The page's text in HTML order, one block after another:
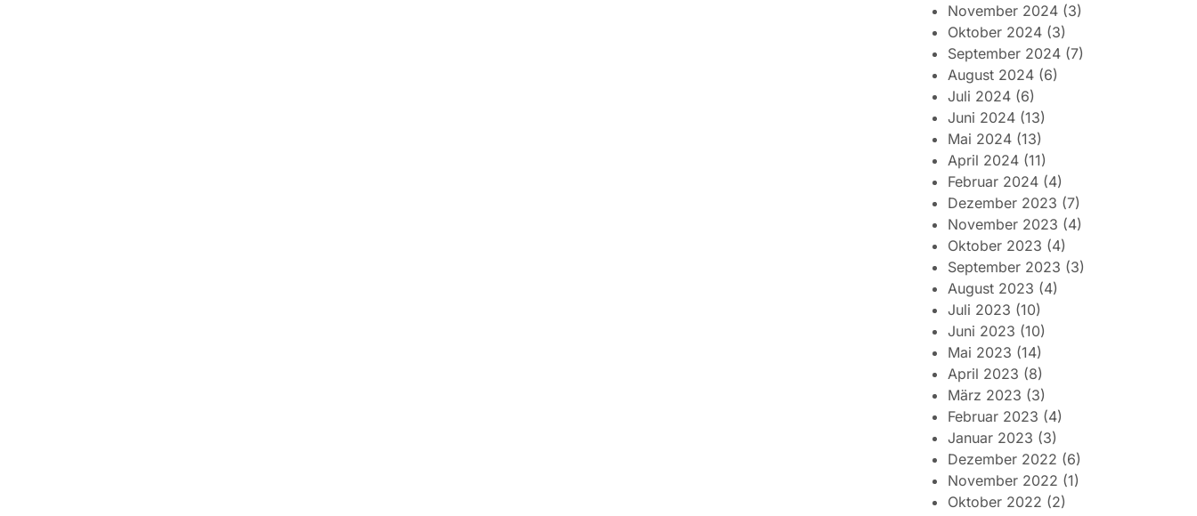
November 2024 (3)
Oktober 2024 (3)
September 2024 (7)
August 2024 (6)
Juli 2024 (6)
Juni 2024 (13)
Mai 2024 (13)
April 2024 (11)
Februar 2024 (4)
Dezember 2023 (7)
November 2023 (4)
Oktober 2023 (4)
September 2023 (3)
August 2023 (4)
Juli 2023 (10)
Juni 2023 (10)
Mai 2023 (14)
April 2023 (8)
März 2023 (3)
Februar 2023 (4)
Januar 2023 (3)
Dezember 2022 (6)
November 2022 (1)
Oktober 2022 (2)